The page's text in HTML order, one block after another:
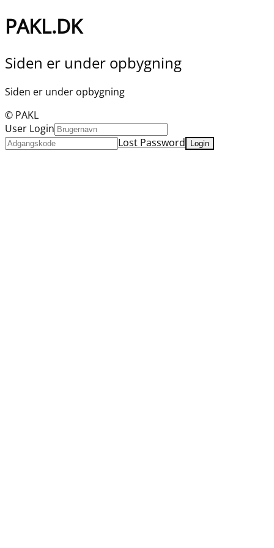
PAKL.DK
Siden er under opbygning
Siden er under opbygning
© PAKL
User Login
Lost Password